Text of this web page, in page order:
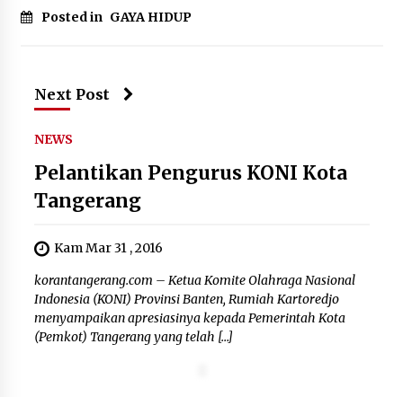
Posted in GAYA HIDUP
Next Post
NEWS
Pelantikan Pengurus KONI Kota
Tangerang
Kam Mar 31 , 2016
korantangerang.com – Ketua Komite Olahraga Nasional
Indonesia (KONI) Provinsi Banten, Rumiah Kartoredjo
menyampaikan apresiasinya kepada Pemerintah Kota
(Pemkot) Tangerang yang telah […]